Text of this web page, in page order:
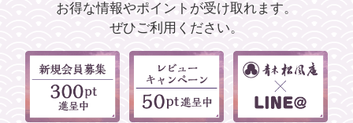
お得な情報やポイントが受け取れます。
ぜひご利用ください。